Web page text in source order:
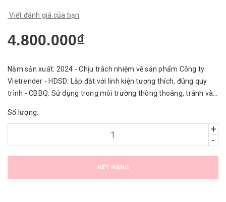
Viết đánh giá của bạn
4.800.000₫
Năm sản xuất: 2024 - Chịu trách nhiệm về sản phẩm Công ty
Vietrender - HDSD: Lắp đặt với linh kiện tương thích, đúng quy
trình - CBBQ: Sử dụng trong môi trường thông thoáng, tránh vào
Số lượng:
+
-
HẾT HÀNG